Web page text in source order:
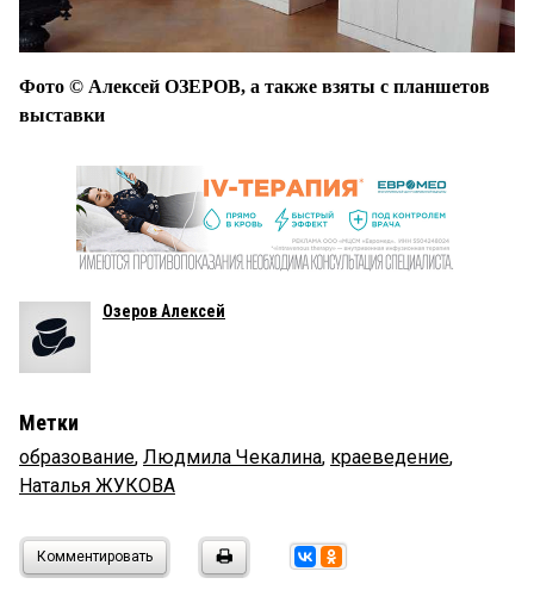
Фото © Алексей ОЗЕРОВ, а также взяты с планшетов
выставки​
Озеров Алексей
Метки
образование, Людмила Чекалина, краеведение,
Наталья ЖУКОВА
Комментировать